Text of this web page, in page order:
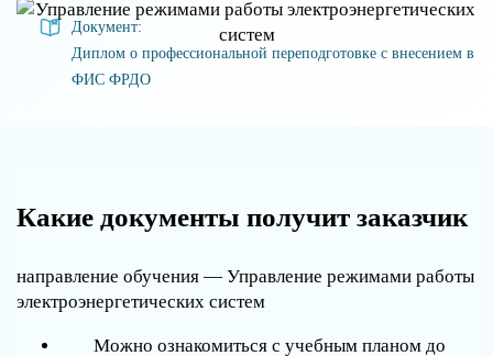
Документ:
Диплом о профессиональной переподготовке с внесением в
ФИС ФРДО
Какие документы получит заказчик
направление обучения — Управление режимами работы
электроэнергетических систем
Можно ознакомиться с учебным планом до